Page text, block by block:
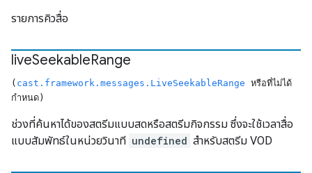
รายการคิวสื่อ
liveSeekableRange
( cast.framework.messages.LiveSeekableRange หรือที่ไม่ได้
กำหนด)
ช่วงที่ค้นหาได้ของสตรีมแบบสดหรือสตรีมกิจกรรม ซึ่งจะใช้เวลาสื่อ
แบบสัมพัทธ์ในหน่วยวินาที undefined สำหรับสตรีม VOD